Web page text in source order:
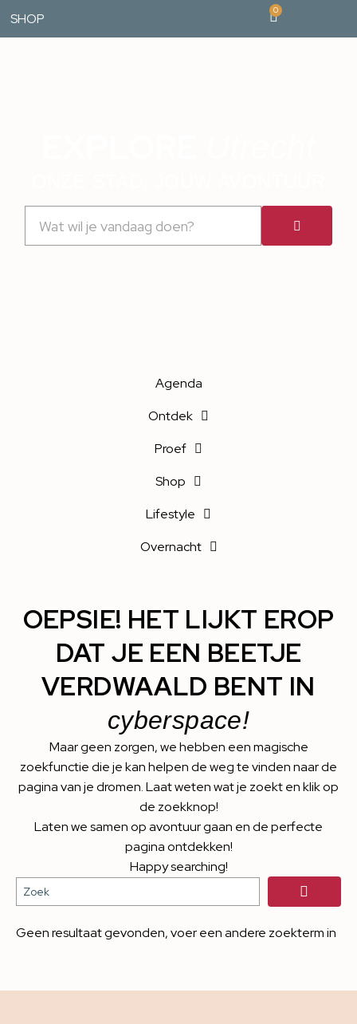
SHOP
0
Agenda
Ontdek
Proef
Shop
Lifestyle
Overnacht
OEPSIE! HET LIJKT EROP
DAT JE EEN BEETJE
VERDWAALD BENT IN
cyberspace!
Maar geen zorgen, we hebben een magische
zoekfunctie die je kan helpen de weg te vinden naar de
pagina van je dromen. Laat weten wat je zoekt en klik op
de zoekknop!
Laten we samen op avontuur gaan en de perfecte
pagina ontdekken!
Happy searching!
Geen resultaat gevonden, voer een andere zoekterm in